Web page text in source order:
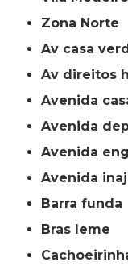
Zona Norte
av casa
av direitos
avenida
avenida
avenida
avenida
barra funda
bras leme